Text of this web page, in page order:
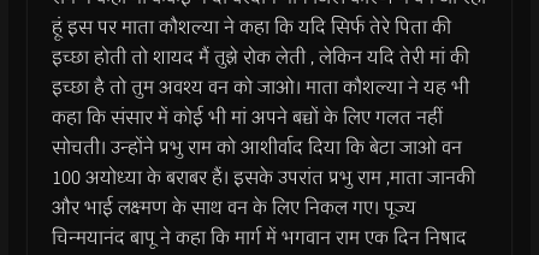
हूं इस पर माता कौशल्या ने कहा कि यदि सिर्फ तेरे पिता की
इच्छा होती तो शायद मैं तुझे रोक लेती , लेकिन यदि तेरी मां की
इच्छा है तो तुम अवश्य वन को जाओ। माता कौशल्या ने यह भी
कहा कि संसार में कोई भी मां अपने बच्चों के लिए गलत नहीं
सोचती। उन्होंने प्रभु राम को आशीर्वाद दिया कि बेटा जाओ वन
100 अयोध्या के बराबर हैं। इसके उपरांत प्रभु राम ,माता जानकी
और भाई लक्ष्मण के साथ वन के लिए निकल गए। पूज्य
चिन्मयानंद बापू ने कहा कि मार्ग में भगवान राम एक दिन निषाद